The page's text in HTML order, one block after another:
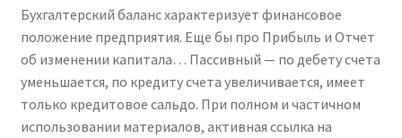
Бухгалтерский баланс характеризует финансовое
положение предприятия. Еще бы про Прибыль и Отчет
об изменении капитала… Пассивный — по дебету счета
уменьшается, по кредиту счета увеличивается, имеет
только кредитовое сальдо. При полном и частичном
использовании материалов, активная ссылка на